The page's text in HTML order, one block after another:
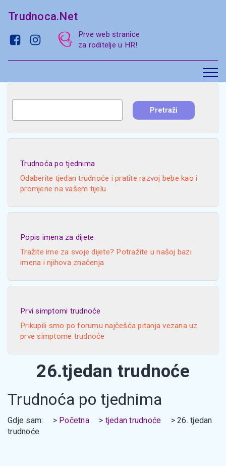
Trudnoca.Net
Prve web stranice
za roditelje u HR!
Trudnoća po tjednima
Odaberite tjedan trudnoće i pratite razvoj bebe kao i
promjene na vašem tijelu
Popis imena za dijete
Tražite ime za svoje dijete? Potražite u našoj bazi
imena i njihova značenja
Prvi simptomi trudnoće
Prikupili smo po forumu najčešća pitanja vezana uz
prve simptome trudnoće
26.tjedan trudnoće
Trudnoća po tjednima
Gdje sam: Početna tjedan trudnoće
26. tjedan
trudnoće